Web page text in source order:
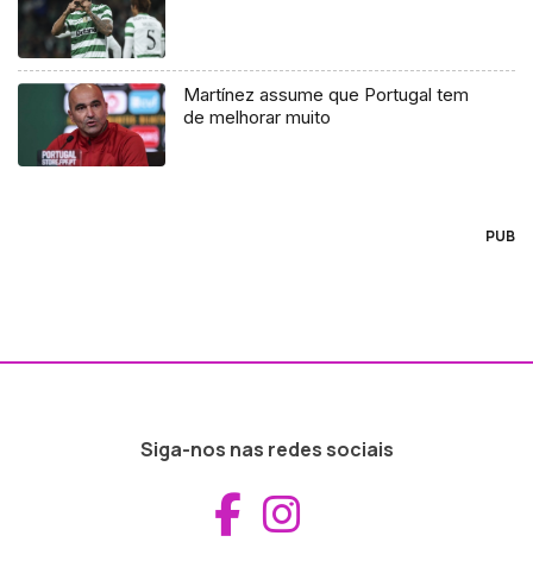
Martínez assume que Portugal tem
de melhorar muito
PUB
Siga-nos nas redes sociais
Aceder ao